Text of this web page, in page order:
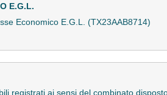
E.G.L.
Economico E.G.L. (TX23AAB8714)
registrati ai sensi del combinato